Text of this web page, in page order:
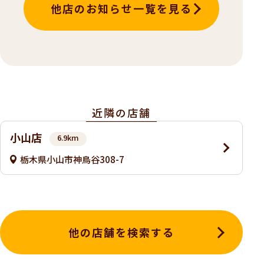
他店のお知らせ一覧を見る
近隣の店舗
小山店
6.9km
栃木県小山市神鳥谷308-7
他の店舗を検索する